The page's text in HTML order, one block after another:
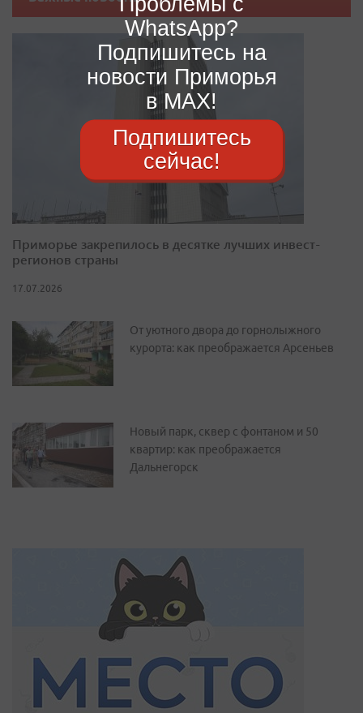
Приморье закрепилось в десятке лучших инвест-
регионов страны
17.07.2026
От уютного двора до горнолыжного
курорта: как преображается Арсеньев
Новый парк, сквер с фонтаном и 50
квартир: как преображается
Дальнегорск
WhatsApp?
Подпишитесь на
новости Приморья
в MAX!
Подпишитесь
сейчас!